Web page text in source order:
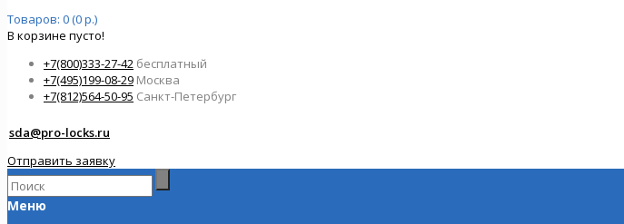
Товаров: 0 (0 р.)
В корзине пусто!
+7(800)333-27-42 бесплатный
+7(495)199-08-29 Москва
+7(812)564-50-95 Санкт-Петербург
sda@pro-locks.ru
Отправить заявку
Меню